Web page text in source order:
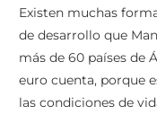
Existen muchas
de desarrollo que
más de 60 países de
euro cuenta, porque
las condiciones de